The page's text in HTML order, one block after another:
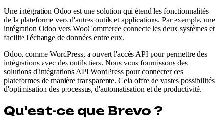
Une intégration Odoo est une solution qui étend les fonctionnalités
de la plateforme vers d'autres outils et applications. Par exemple, une
intégration Odoo vers WooCommerce connecte les deux systèmes et
facilite l'échange de données entre eux.
Odoo, comme WordPress, a ouvert l'accès API pour permettre des
intégrations avec des outils tiers. Nous vous fournissons des
solutions d'intégrations API WordPress pour connecter ces
plateformes de manière transparente. Cela offre de vastes possibilités
d'optimisation des processus, d'automatisation et de productivité.
Qu'est-ce que Brevo ?